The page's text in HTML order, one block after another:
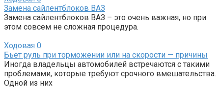
Замена сайлентблоков ВАЗ
Замена сайлентблоков ВАЗ – это очень важная, но при
этом совсем не сложная процедура.
Ходовая 0
Бьет руль при торможении или на скорости — причины
Иногда владельцы автомобилей встречаются с такими
проблемами, которые требуют срочного вмешательства.
Одной из них